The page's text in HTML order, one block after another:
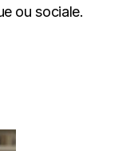
ou sociale.